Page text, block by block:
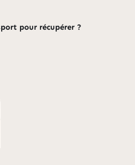
pour récupérer ?